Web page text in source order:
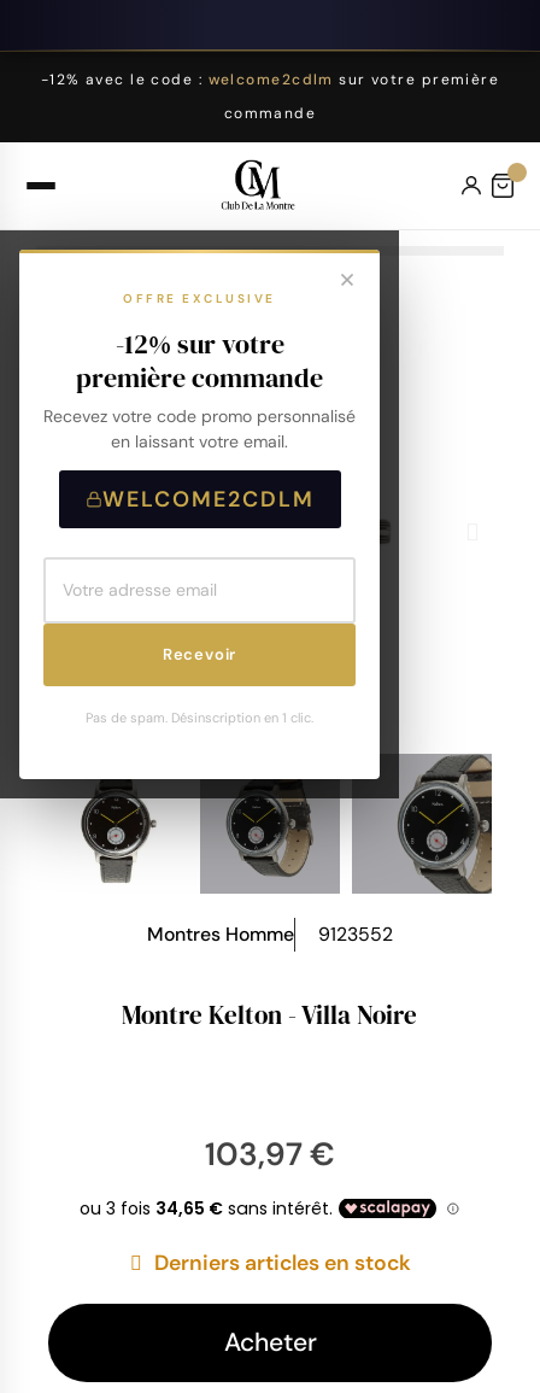
-12% avec le code : welcome2cdlm sur votre première
commande
OFFRE EXCLUSIVE
-12% sur votre
première commande
Recevez votre code promo personnalisé
en laissant votre email.
WELCOME2CDLM
Recevoir
Pas de spam. Désinscription en 1 clic.
Montres Homme 9123552
Montre Kelton - Villa Noire
103,97 €
Derniers articles en stock
Acheter